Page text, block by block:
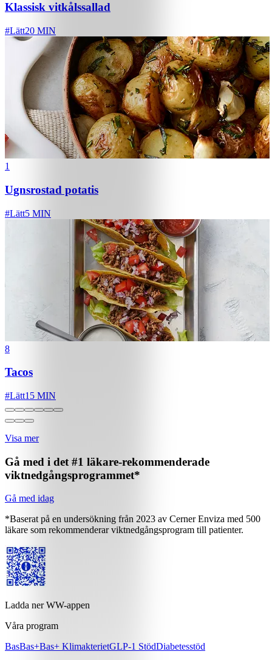
Klassisk vitkålssallad
#Lätt20 MIN
1
Ugnsrostad potatis
#Lätt5 MIN
8
Tacos
#Lätt15 MIN
Visa mer
Gå med i det #1 läkare-rekommenderade
viktnedgångsprogrammet*
Gå med idag
*Baserat på en undersökning från 2023 av Cerner Enviza med 500
läkare som rekommenderar viktnedgångsprogram till patienter.
Ladda ner WW-appen
Våra program
BasBas+Bas+ KlimakterietGLP-1 StödDiabetesstöd